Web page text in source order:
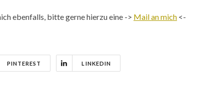
ebenfalls, bitte gerne hierzu eine -> Mail an mich <-
PINTEREST LINKEDIN